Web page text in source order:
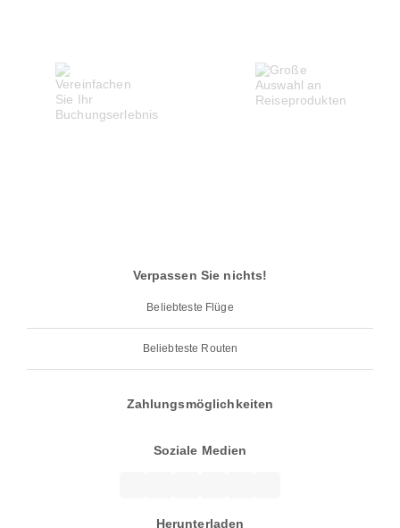
Verpassen Sie nichts!
Beliebteste Flüge
Beliebteste Routen
Zahlungsmöglichkeiten
Soziale Medien
Herunterladen